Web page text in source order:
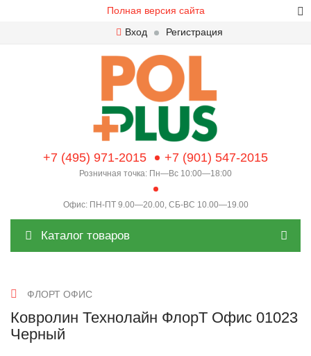
Полная версия сайта
Вход
Регистрация
+7 (495) 971-2015 +7 (901) 547-2015
Розничная точка: Пн—Вс 10:00—18:00
Офис: ПН-ПТ 9.00—20.00, СБ-ВС 10.00—19.00
Каталог товаров
ФЛОРТ ОФИС
Ковролин Технолайн ФлорТ Офис 01023
Черный